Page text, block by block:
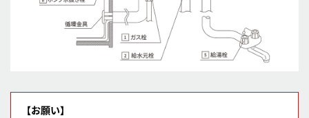
【お願い】